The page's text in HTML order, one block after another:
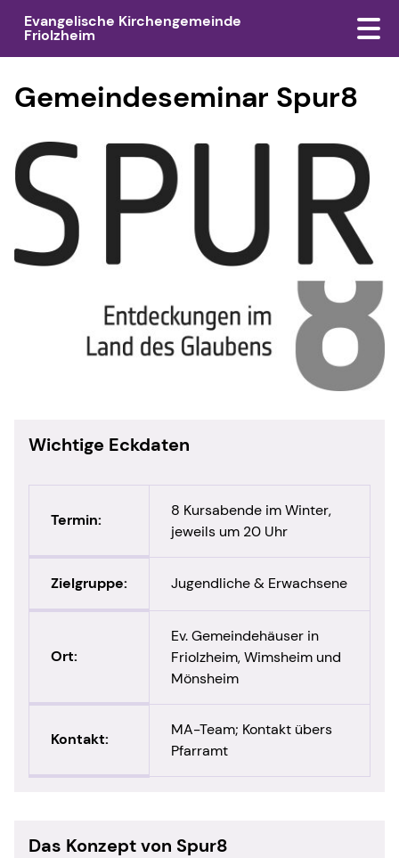
Evangelische Kirchengemeinde
Friolzheim
Gemeindeseminar Spur8
Wichtige Eckdaten
Termin:
8 Kursabende im Winter,
jeweils um 20 Uhr
Zielgruppe: Jugendliche & Erwachsene
Ort:
Ev. Gemeindehäuser in
Friolzheim, Wimsheim und
Mönsheim
Kontakt:
MA-Team; Kontakt übers
Pfarramt
Das Konzept von Spur8